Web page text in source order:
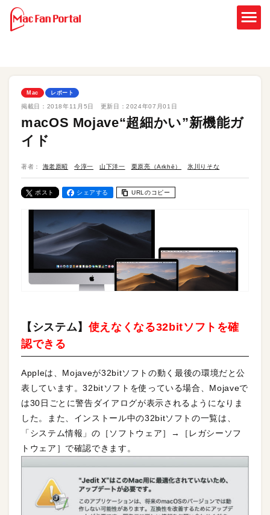
Mac レポート
掲載日： 2018年11月5日 更新日：2024年07月01日
macOS Mojave“超細かい”新機能ガ
イド
著者： 海老原昭 今淳一 山下洋一 栗原亮（Arkhē） 氷川りそな
ポスト シェアする URLのコピー
【システム】 使えなくなる32bitソフトを確
認できる
Appleは、Mojaveが32bitソフトの動く最後の環境だと公
表しています。32bitソフトを使っている場合、Mojaveで
は30日ごとに警告ダイアログが表示されるようになりま
した。また、インストール中の32bitソフトの一覧は、
「システム情報」の［ソフトウェア］→［レガシーソフ
トウェア］で確認できます。